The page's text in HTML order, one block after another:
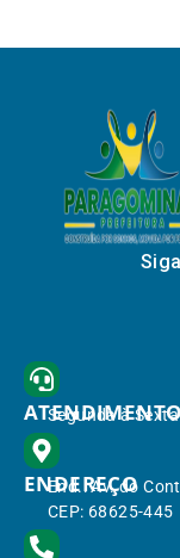
Segunda à
ENDEREÇO
End.: Av. do
CEP: 68625-445